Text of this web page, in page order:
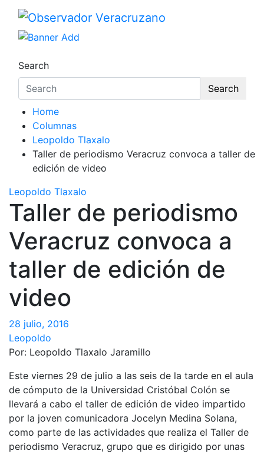
Observador Veracruzano
La noticia bajo la lupa
Search
Search
Home
Columnas
Leopoldo Tlaxalo
Taller de periodismo Veracruz convoca a taller de
edición de video
Leopoldo Tlaxalo
Taller de periodismo
Veracruz convoca a
taller de edición de
video
28 julio, 2016
Leopoldo
Por: Leopoldo Tlaxalo Jaramillo
Este viernes 29 de julio a las seis de la tarde en el aula
de cómputo de la Universidad Cristóbal Colón se
llevará a cabo el taller de edición de video impartido
por la joven comunicadora Jocelyn Medina Solana,
como parte de las actividades que realiza el Taller de
periodismo Veracruz, grupo que es dirigido por unas